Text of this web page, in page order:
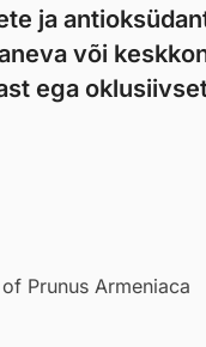
ja
või
ega
Prunus Armeniaca